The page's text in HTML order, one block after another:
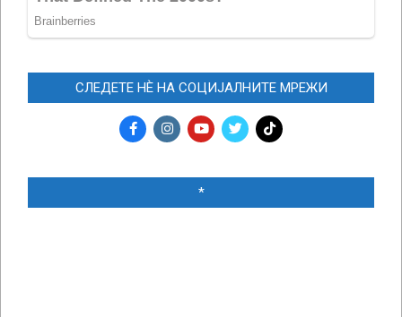
СЛЕДЕТЕ НЀ НА СОЦИЈАЛНИТЕ МРЕЖИ
*